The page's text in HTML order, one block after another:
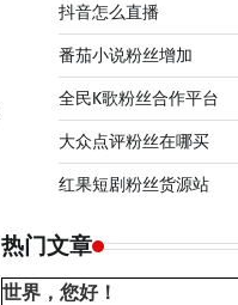
抖音怎么直播
番茄小说粉丝增加
全民K歌粉丝合作平台
大众点评粉丝在哪买
红果短剧粉丝货源站
热门文章
世界，您好！